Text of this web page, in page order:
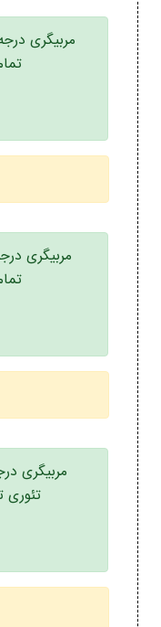
مربیگری
مربیگری
مربیگری
تئوری